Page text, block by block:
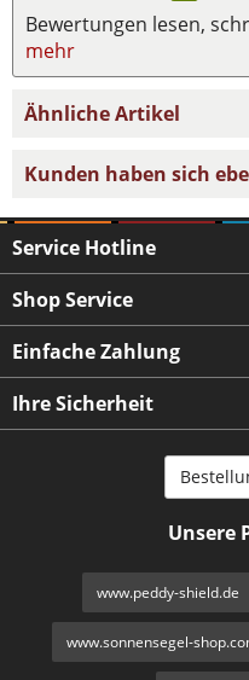
Bewertungen lesen,
mehr
Ähnliche Artikel
Kunden haben sich
Service Hotline
Shop Service
Einfache Zahlung
Ihre Sicherheit
Unsere
www.peddy-shield.de
www.sonnensegel-